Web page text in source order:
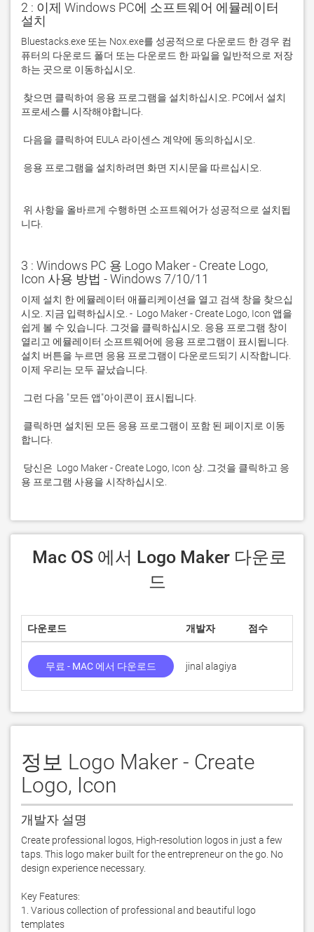
2 : 이제 Windows PC에 소프트웨어 에뮬레이터
설치
Bluestacks.exe 또는 Nox.exe를 성공적으로 다운로드 한 경우 컴
퓨터의 다운로드 폴더 또는 다운로드 한 파일을 일반적으로 저장
니다.
3 : Windows PC 용 Logo Maker - Create Logo,
Icon 사용 방법 - Windows 7/10/11
이제 설치 한 에뮬레이터 애플리케이션을 열고 검색 창을 찾으십
시오. 지금 입력하십시오. -  Logo Maker - Create Logo, Icon 앱을
쉽게 볼 수 있습니다. 그것을 클릭하십시오. 응용 프로그램 창이
열리고 에뮬레이터 소프트웨어에 응용 프로그램이 표시됩니다.
설치 버튼을 누르면 응용 프로그램이 다운로드되기 시작합니다.
용 프로그램 사용을 시작하십시오.
드
다운로드 개발자 점수
무료 - MAC 에서 다운로드 jinal alagiya
정보 Logo Maker - Create
Logo, Icon
개발자 설명
Create professional logos, High-resolution logos in just a few
taps. This logo maker built for the entrepreneur on the go. No
design experience necessary.
Key Features:
1. Various collection of professional and beautiful logo
templates